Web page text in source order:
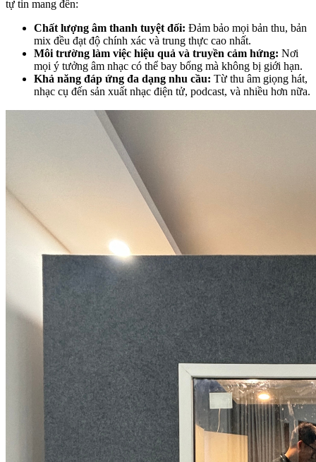
tự tin mang đến:
Chất lượng âm thanh tuyệt đối: Đảm bảo mọi bản thu, bản
mix đều đạt độ chính xác và trung thực cao nhất.
Môi trường làm việc hiệu quả và truyền cảm hứng: Nơi
mọi ý tưởng âm nhạc có thể bay bổng mà không bị giới hạn.
Khả năng đáp ứng đa dạng nhu cầu: Từ thu âm giọng hát,
nhạc cụ đến sản xuất nhạc điện tử, podcast, và nhiều hơn nữa.